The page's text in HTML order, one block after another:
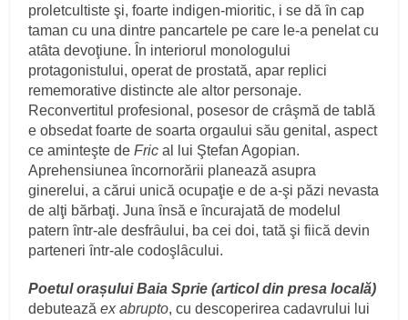
proletcultiste şi, foarte indigen-mioritic, i se dă ȋn cap
taman cu una dintre pancartele pe care le-a penelat cu
atȃta devoţiune. Ȋn interiorul monologului
protagonistului, operat de prostată, apar replici
rememorative distincte ale altor personaje.
Reconvertitul profesional, posesor de crȃşmă de tablă
e obsedat foarte de soarta orgaului său genital, aspect
ce aminteşte deFric al lui Ştefan Agopian.
Aprehensiunea ȋncornorării planează asupra
ginerelui, a cărui unică ocupaţie e de a-şi păzi nevasta
de alţi bărbaţi. Juna ȋnsă e ȋncurajată de modelul
patern ȋntr-ale desfrȃului, ba cei doi, tată şi fiică devin
parteneri ȋntr-ale codoşlȃcului.
Poetul orașului Baia Sprie (articol din presa locală)
debuteazăex abrupto, cu descoperirea cadavrului lui